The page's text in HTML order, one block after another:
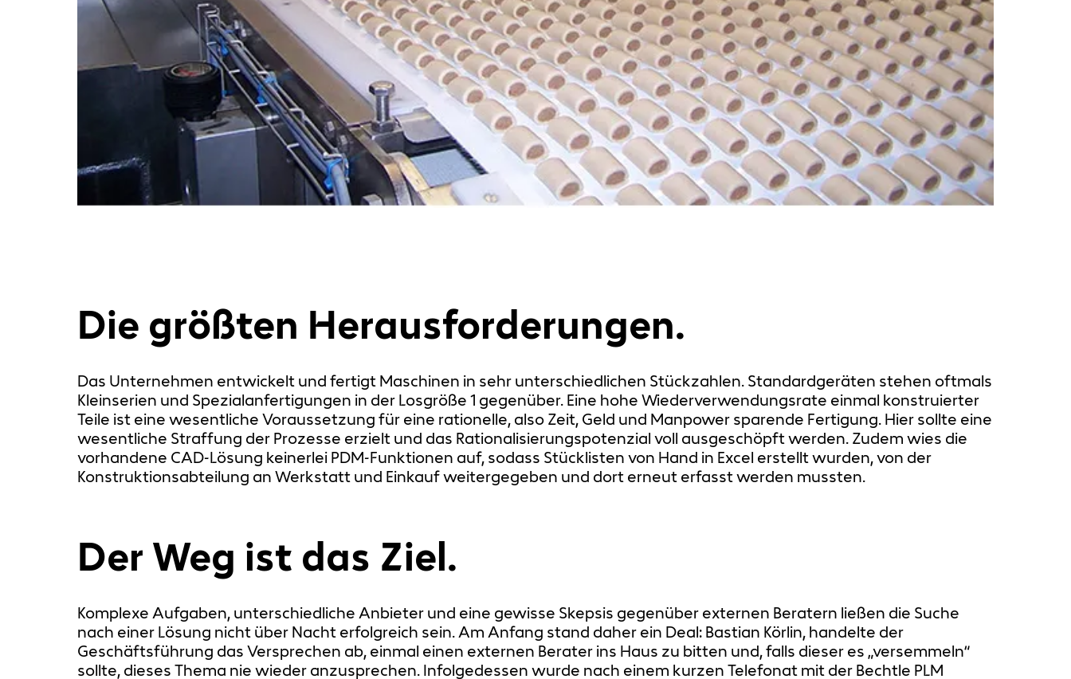
Die größten Herausforderungen.
Das Unternehmen entwickelt und fertigt Maschinen in sehr unterschiedlichen Stückzahlen. Standardgeräten stehen oftmals
Kleinserien und Spezialanfertigungen in der Losgröße 1 gegenüber. Eine hohe Wiederverwendungsrate einmal konstruierter
Teile ist eine wesentliche Voraussetzung für eine rationelle, also Zeit, Geld und Manpower sparende Fertigung. Hier sollte eine
wesentliche Straffung der Prozesse erzielt und das Rationalisierungspotenzial voll ausgeschöpft werden. Zudem wies die
vorhandene CAD-Lösung keinerlei PDM-Funktionen auf, sodass Stücklisten von Hand in Excel erstellt wurden, von der
Konstruktionsabteilung an Werkstatt und Einkauf weitergegeben und dort erneut erfasst werden mussten.
Der Weg ist das Ziel.
Komplexe Aufgaben, unterschiedliche Anbieter und eine gewisse Skepsis gegenüber externen Beratern ließen die Suche
nach einer Lösung nicht über Nacht erfolgreich sein. Am Anfang stand daher ein Deal: Bastian Körlin, handelte der
Geschäftsführung das Versprechen ab, einmal einen externen Berater ins Haus zu bitten und, falls dieser es „versemmeln“
sollte, dieses Thema nie wieder anzusprechen. Infolgedessen wurde nach einem kurzen Telefonat mit der Bechtle PLM